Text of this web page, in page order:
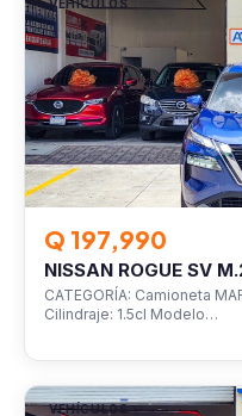
VEHÍCULOS
Q 197,990
NISSAN ROGUE SV
CATEGORÍA: Camioneta
Cilindraje: 1.5cl Modelo…
VEHÍCULOS